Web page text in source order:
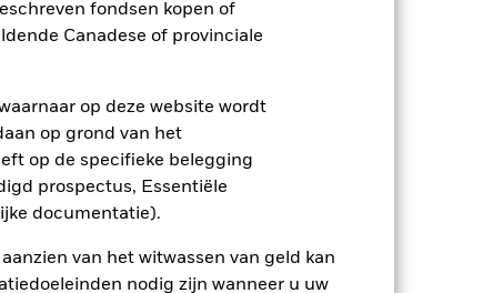
fondsen kopen of
Canadese of provinciale
op deze website wordt
op grond van het
op de specifieke belegging
prospectus, Essentiële
documentatie).
van het witwassen van geld kan
nodig zijn wanneer u uw
invloed op de prestaties van
voor veranderingen in deze
kunnen het risiconiveau
markten. Tot de overige
of niet-uitgevoerde
schommelingen in de waarde
van derivaten.Actief
in de koersen van buitenlandse